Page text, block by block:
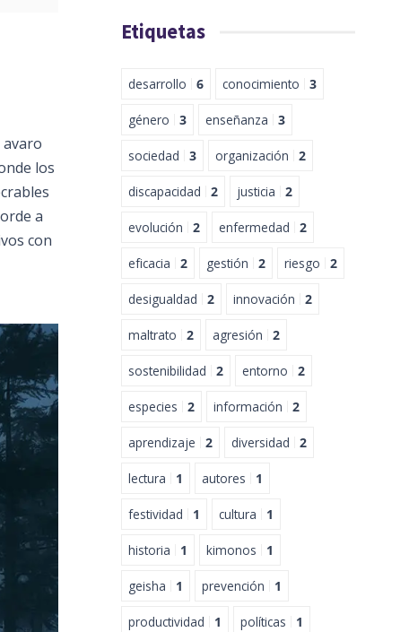
los
a
con
Etiquetas
desarrollo 6 conocimiento 3
género 3 enseñanza 3
sociedad 3 organización 2
discapacidad 2 justicia 2
evolución 2 enfermedad 2
eficacia 2 gestión 2 riesgo 2
desigualdad 2 innovación 2
maltrato 2 agresión 2
sostenibilidad 2 entorno 2
especies 2 información 2
aprendizaje 2 diversidad 2
lectura 1 autores 1
festividad 1 cultura 1
historia 1 kimonos 1
geisha 1 prevención 1
productividad 1 políticas 1